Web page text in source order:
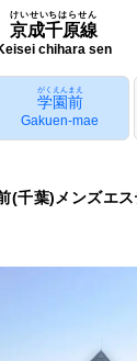
京成千原線
けいせいちはらせん
chihara sen
学園前
がくえんまえ
Gakuen-mae
(千葉)メンズエ